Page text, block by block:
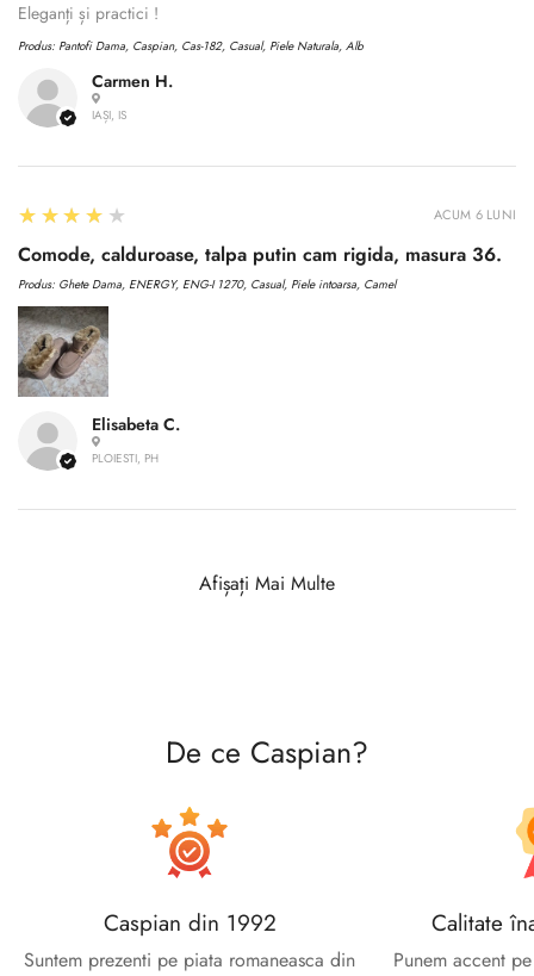
Carmen H.
IAȘI, IS
Eleganți și practici !
Produs: Pantofi Dama, Caspian, Cas-182, Casual, Piele Naturala, Alb
Elisabeta C.
PLOIESTI, PH
4
★★★★★
Comode, calduroase, talpa putin cam rigida, masura 36.
Produs: Ghete Dama, ENERGY, ENG-I 1270, Casual, Piele intoarsa, Camel
ACUM 6 LUNI
Afișați Mai Multe
De ce Caspian?
Caspian din 1992
Suntem prezenti pe piata romaneasca din
Calitate
Punem accent